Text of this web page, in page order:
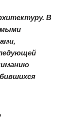
В